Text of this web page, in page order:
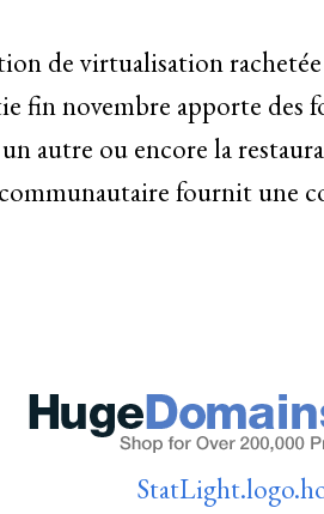
de virtualisation
fin novembre apporte
un autre ou encore la
communautaire fournit une